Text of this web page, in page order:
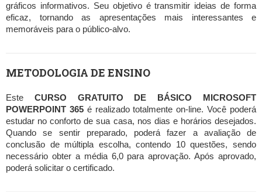
gráficos informativos. Seu objetivo é transmitir ideias de forma
eficaz, tornando as apresentações mais interessantes e
memoráveis para o público-alvo.
METODOLOGIA DE ENSINO
Este CURSO GRATUITO DE BÁSICO MICROSOFT
POWERPOINT 365é realizado totalmente on-line. Você poderá
estudar no conforto de sua casa, nos dias e horários desejados.
Quando se sentir preparado, poderá fazer a avaliação de
conclusão de múltipla escolha, contendo 10 questões, sendo
necessário obter a média 6,0 para aprovação. Após aprovado,
poderá solicitar o certificado.